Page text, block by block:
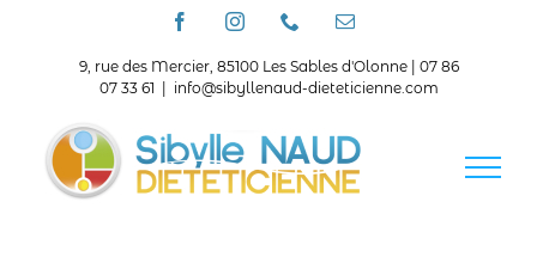
FacebookInstagramTéléphoneEmail
9, rue des Mercier, 85100 Les Sables d'Olonne | 07 86
07 33 61
info@sibyllenaud-dieteticienne.com